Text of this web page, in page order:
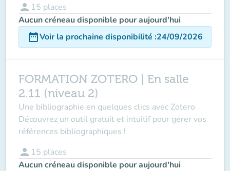
person 15 places
Aucun créneau disponible pour aujourd'hui
date_rangeVoir la prochaine disponibilité :24/09/2026
FORMATION ZOTERO | En salle
2.11 (niveau 2)
Une bibliographie en quelques clics avec Zotero
Découvrez un outil gratuit et intuitif pour gérer vos
références bibliographiques !
person 15 places
Aucun créneau disponible pour aujourd'hui